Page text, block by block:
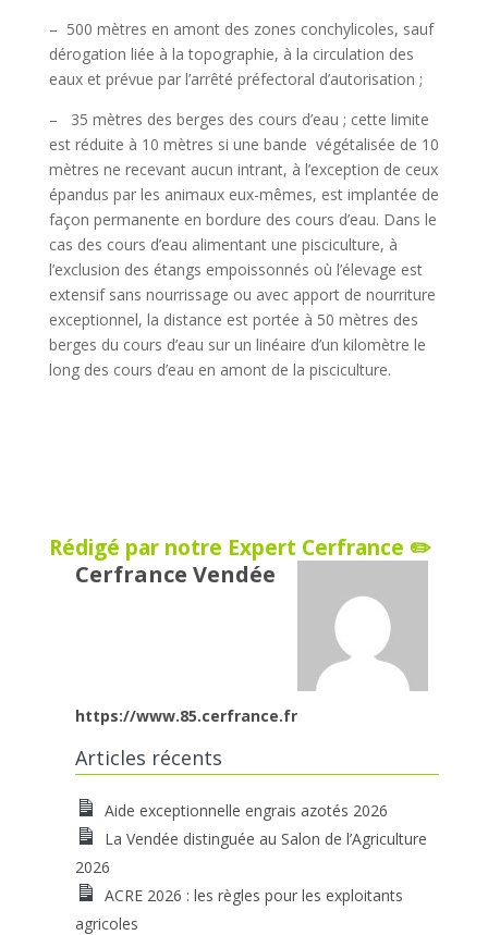
– 500 mètres en amont des zones conchylicoles, sauf
dérogation liée à la topographie, à la circulation des
eaux et prévue par l’arrêté préfectoral d’autorisation ;
– 35 mètres des berges des cours d’eau ; cette limite
est réduite à 10 mètres si une bande végétalisée de 10
mètres ne recevant aucun intrant, à l’exception de ceux
épandus par les animaux eux-mêmes, est implantée de
façon permanente en bordure des cours d’eau. Dans le
cas des cours d’eau alimentant une pisciculture, à
l’exclusion des étangs empoissonnés où l’élevage est
extensif sans nourrissage ou avec apport de nourriture
exceptionnel, la distance est portée à 50 mètres des
berges du cours d’eau sur un linéaire d’un kilomètre le
long des cours d’eau en amont de la pisciculture.
Rédigé par notre Expert Cerfrance ✏️
Cerfrance Vendée
https://www.85.cerfrance.fr
Articles récents
Aide exceptionnelle engrais azotés 2026
La Vendée distinguée au Salon de l’Agriculture
2026
ACRE 2026 : les règles pour les exploitants
agricoles